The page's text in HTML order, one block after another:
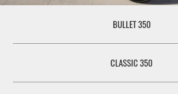
BULLET 350
CLASSIC 350